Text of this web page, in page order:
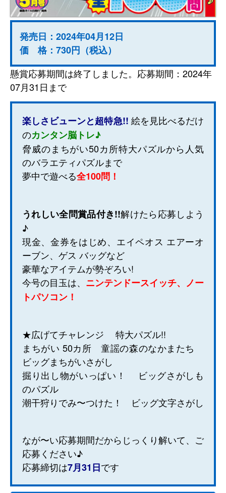
発売日：2024年04月12日
価 格：730円（税込）
懸賞応募期間は終了しました。応募期間：2024年
07月31日まで
楽しさビューンと超特急!! 絵を見比べるだけ
のカンタン脳トレ♪
脅威のまちがい50カ所特大パズルから人気
のバラエティパズルまで
夢中で遊べる全100問！
うれしい全問賞品付き!!解けたら応募しよう
♪
現金、金券をはじめ、エイペオス エアーオ
ーブン、ゲス バッグなど
豪華なアイテムが勢ぞろい!
今号の目玉は、 ニンテンドースイッチ、ノー
トパソコン！
★広げてチャレンジ 特大パズル!!
まちがい 50カ所 童謡の森のなかまたち
ビッグまちがいさがし
掘り出し物がいっぱい！ ビッグさがしも
のパズル
潮干狩りでみ〜つけた！ ビッグ文字さがし
なが〜い応募期間だからじっくり解いて、ご
応募ください♪
応募締切は7月31日です